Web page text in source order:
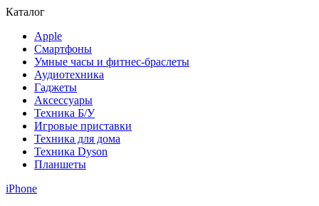
Каталог
Apple
Смартфоны
Умные часы и фитнес-браслеты
Аудиотехника
Гаджеты
Аксессуары
Техника Б/У
Игровые приставки
Техника для дома
Техника Dyson
Планшеты
iPhone